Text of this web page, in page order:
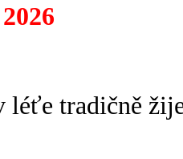
léťe tradičně